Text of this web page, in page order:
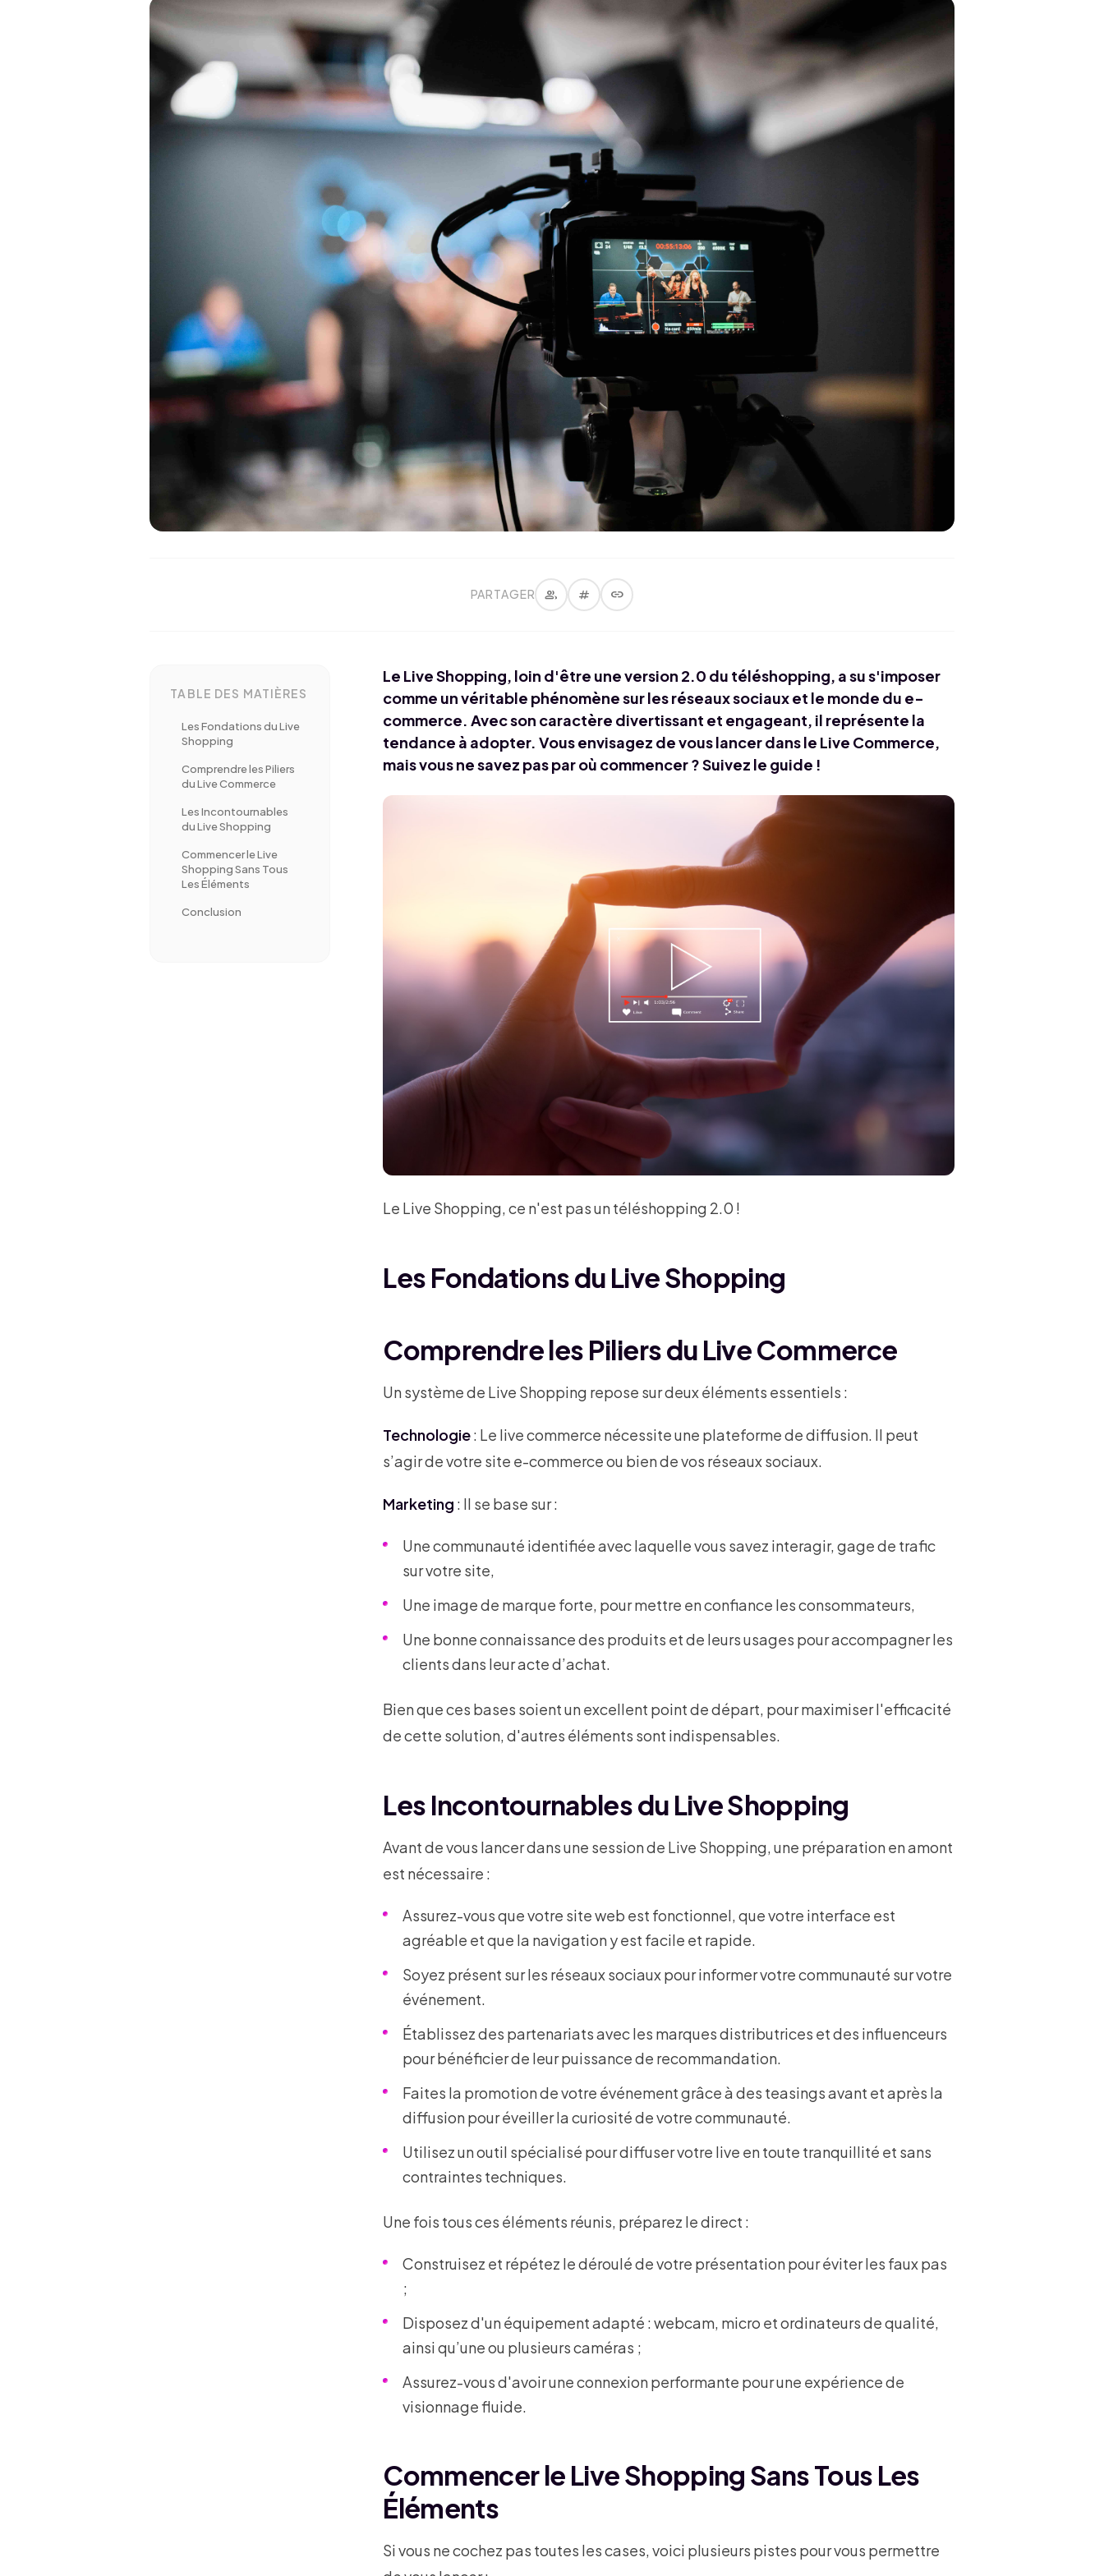
PARTAGER group tag link
TABLE DES MATIÈRES
Les Fondations du Live
Shopping
Comprendre les Piliers
du Live Commerce
Les Incontournables
du Live Shopping
Commencer le Live
Shopping Sans Tous
Les Éléments
Conclusion
Le Live Shopping, loin d'être une version 2.0 du téléshopping, a su s'imposer
comme un véritable phénomène sur les réseaux sociaux et le monde du e-
commerce. Avec son caractère divertissant et engageant, il représente la
tendance à adopter. Vous envisagez de vous lancer dans le Live Commerce,
mais vous ne savez pas par où commencer ? Suivez le guide !
Le Live Shopping, ce n'est pas un téléshopping 2.0 !
Les Fondations du Live Shopping
Comprendre les Piliers du Live Commerce
Un système de Live Shopping repose sur deux éléments essentiels :
Technologie: Le live commerce nécessite une plateforme de diffusion. Il peut
s’agir de votre site e-commerce ou bien de vos réseaux sociaux.
Marketing : Il se base sur :
Une communauté identifiée avec laquelle vous savez interagir, gage de trafic
sur votre site,
Une image de marque forte, pour mettre en confiance les consommateurs,
Une bonne connaissance des produits et de leurs usages pour accompagner les
clients dans leur acte d’achat.
Bien que ces bases soient un excellent point de départ, pour maximiser l'efficacité
de cette solution, d'autres éléments sont indispensables.
Les Incontournables du Live Shopping
Avant de vous lancer dans une session de Live Shopping, une préparation en amont
est nécessaire :
Assurez-vous que votre site web est fonctionnel, que votre interface est
agréable et que la navigation y est facile et rapide.
Soyez présent sur les réseaux sociaux pour informer votre communauté sur votre
événement.
Établissez des partenariats avec les marques distributrices et des influenceurs
pour bénéficier de leur puissance de recommandation.
Faites la promotion de votre événement grâce à des teasings avant et après la
diffusion pour éveiller la curiosité de votre communauté.
Utilisez un outil spécialisé pour diffuser votre live en toute tranquillité et sans
contraintes techniques.
Une fois tous ces éléments réunis, préparez le direct :
Construisez et répétez le déroulé de votre présentation pour éviter les faux pas
;
Disposez d'un équipement adapté : webcam, micro et ordinateurs de qualité,
ainsi qu’une ou plusieurs caméras ;
Assurez-vous d'avoir une connexion performante pour une expérience de
visionnage fluide.
Commencer le Live Shopping Sans Tous Les
Éléments
Si vous ne cochez pas toutes les cases, voici plusieurs pistes pour vous permettre